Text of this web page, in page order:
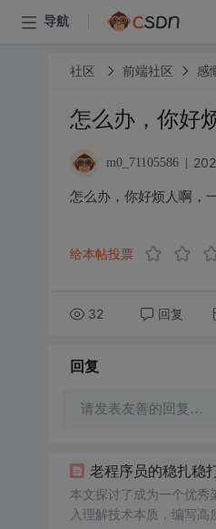
导航
社区 前端社区 感
怎么办，你好
m0_71105586
怎么办，你好烦人啊，
给本帖投票
32 回复
回复
请发表友善的回复…
老程序员的稳扎稳
本文探讨了成为一个优秀
入理解技术本质，编写